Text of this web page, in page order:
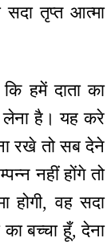
सदा तृप्त आत्मा
हमें दाता का
लेना है। यह करे
रखे तो सब देने
नहीं होंगे तो
होगी, वह सदा
बच्चा हूँ, देना